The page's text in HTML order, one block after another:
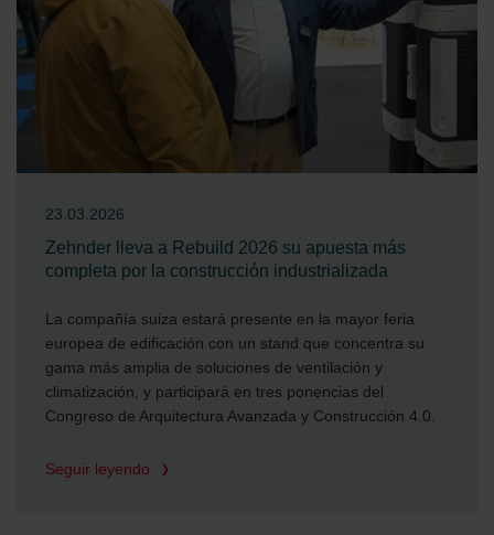
23.03.2026
Zehnder lleva a Rebuild 2026 su apuesta más
completa por la construcción industrializada
La compañía suiza estará presente en la mayor feria
europea de edificación con un stand que concentra su
gama más amplia de soluciones de ventilación y
climatización, y participará en tres ponencias del
Congreso de Arquitectura Avanzada y Construcción 4.0.
Seguir leyendo